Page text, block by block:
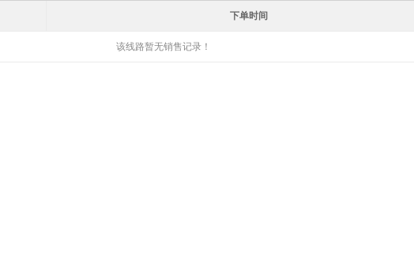
下单时间
该线路暂无销售记录！